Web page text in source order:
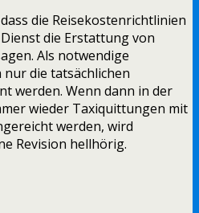
die Reisekostenrichtlinien
die Erstattung von
Als notwendige
die tatsächlichen
werden. Wenn dann in der
wieder Taxiquittungen mit
werden, wird
Revision hellhörig.